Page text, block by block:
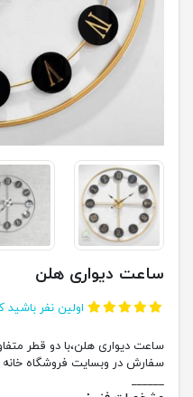
ساعت دیواری هلن
اولین نفر باشید
سفارش در وبسایت فروشگاه خانه
______